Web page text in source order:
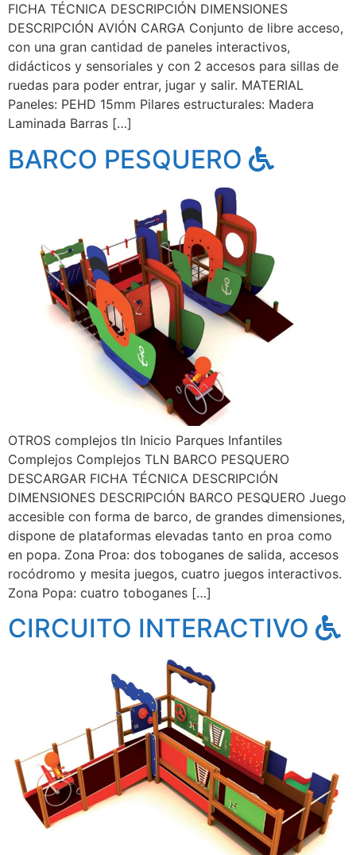
FICHA TÉCNICA DESCRIPCIÓN DIMENSIONES
DESCRIPCIÓN AVIÓN CARGA Conjunto de libre acceso,
con una gran cantidad de paneles interactivos,
didácticos y sensoriales y con 2 accesos para sillas de
ruedas para poder entrar, jugar y salir. MATERIAL
Paneles: PEHD 15mm Pilares estructurales: Madera
Laminada Barras […]
BARCO PESQUERO
OTROS complejos tln Inicio Parques Infantiles
Complejos Complejos TLN BARCO PESQUERO
DESCARGAR FICHA TÉCNICA DESCRIPCIÓN
DIMENSIONES DESCRIPCIÓN BARCO PESQUERO Juego
accesible con forma de barco, de grandes dimensiones,
dispone de plataformas elevadas tanto en proa como
en popa. Zona Proa: dos toboganes de salida, accesos
rocódromo y mesita juegos, cuatro juegos interactivos.
Zona Popa: cuatro toboganes […]
CIRCUITO INTERACTIVO